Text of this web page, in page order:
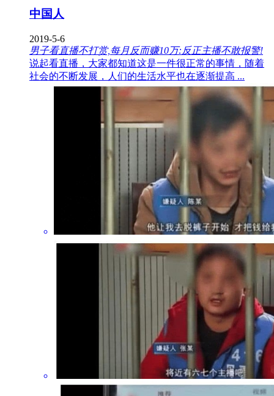
中国人
2019-5-6
男子看直播不打赏,每月反而赚10万:反正主播不敢报警!
说起看直播，大家都知道这是一件很正常的事情，随着
社会的不断发展，人们的生活水平也在逐渐提高 ...